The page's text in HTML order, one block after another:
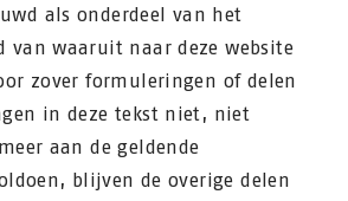
als onderdeel van het
van waaruit naar deze website
zover formuleringen of delen
in deze tekst niet, niet
aan de geldende
blijven de overige delen